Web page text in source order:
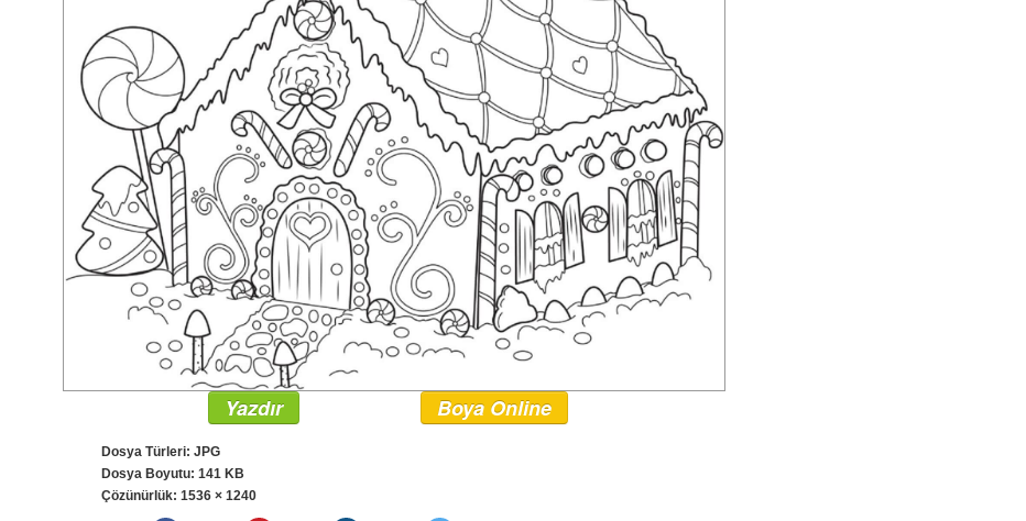
Yazdır Boya Online
Dosya Türleri: JPG
Dosya Boyutu: 141 KB
Çözünürlük: 1536 × 1240